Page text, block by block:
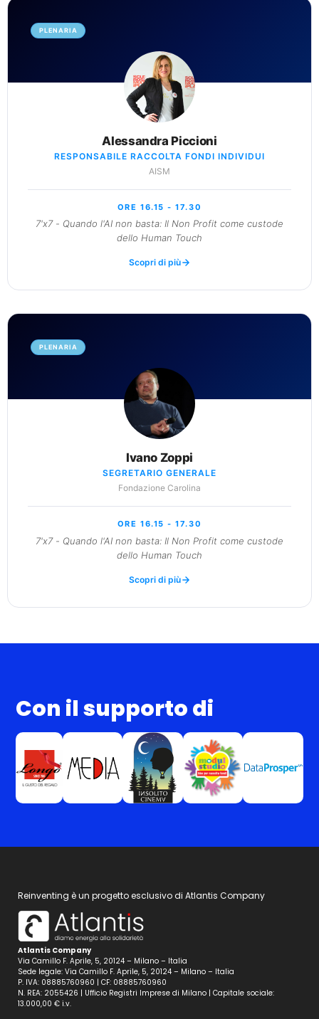
PLENARIA
Alessandra Piccioni
RESPONSABILE RACCOLTA FONDI INDIVIDUI
AISM
ORE 16.15 - 17.30
7'x7 - Quando l'AI non basta: Il Non Profit come custode
dello Human Touch
Scopri di più
PLENARIA
Ivano Zoppi
SEGRETARIO GENERALE
Fondazione Carolina
ORE 16.15 - 17.30
7'x7 - Quando l'AI non basta: Il Non Profit come custode
dello Human Touch
Scopri di più
Con il supporto di
Reinventing è un progetto esclusivo di Atlantis Company
Atlantis Company
Via Camillo F. Aprile, 5, 20124 – Milano – Italia
Sede legale: Via Camillo F. Aprile, 5, 20124 – Milano – Italia
P. IVA: 08885760960 | CF: 08885760960
N. REA: 2055426 | Ufficio Registri Imprese di Milano | Capitale sociale:
13.000,00 € i.v.